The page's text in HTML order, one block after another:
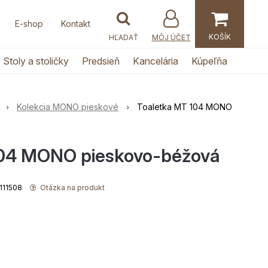
E-shop Kontakt
MÔJ ÚČET
Stoly a stoličky Predsieň Kancelária Kúpeľňa
Kolekcia MONO pieskové
Toaletka MT 104 MONO
MONO pieskovo-béžová
Otázka na produkt